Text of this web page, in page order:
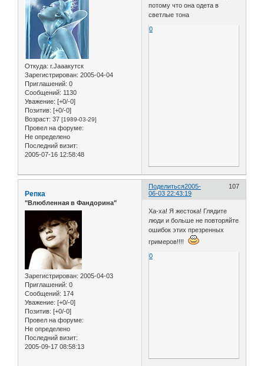
Откуда: г.Jaaaкутск
Зарегистрирован: 2005-04-04
Приглашений: 0
Сообщений: 1130
Уважение: [+0/-0]
Позитив: [+0/-0]
Возраст: 37 [1989-03-29]
Провел на форуме:
Не определено
Последний визит:
2005-07-16 12:58:48
потому что она одета в
светлые тона
0
Поделиться 107
2005-
06-03 22:43:19
Репка
"Влюбленная в Фандорина"
Зарегистрирован: 2005-04-03
Приглашений: 0
Сообщений: 174
Уважение: [+0/-0]
Позитив: [+0/-0]
Провел на форуме:
Не определено
Последний визит:
2005-09-17 08:58:13
Ха-ха! Я жестока! Глядите
люди и больше не повторяйте
ошибок этих презренных
гримеров!!!!
0